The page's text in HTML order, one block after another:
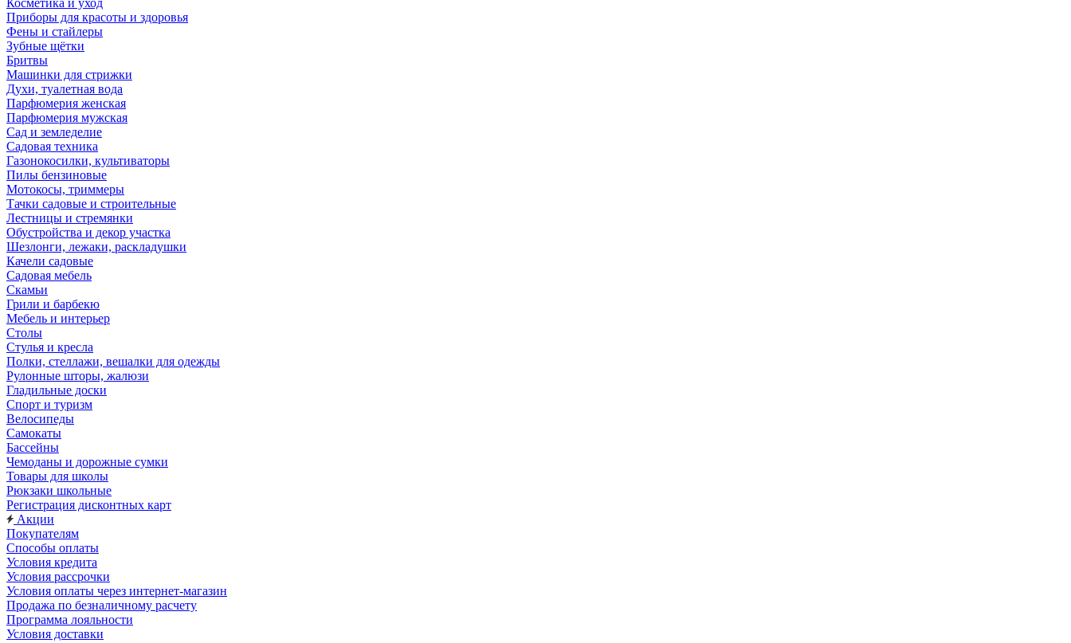
Косметика и уход
Приборы для красоты и здоровья
Фены и стайлеры
Зубные щётки
Бритвы
Машинки для стрижки
Духи, туалетная вода
Парфюмерия женская
Парфюмерия мужская
Сад и земледелие
Садовая техника
Газонокосилки, культиваторы
Пилы бензиновые
Мотокосы, триммеры
Тачки садовые и строительные
Лестницы и стремянки
Обустройства и декор участка
Шезлонги, лежаки, раскладушки
Качели садовые
Садовая мебель
Скамьи
Грили и барбекю
Мебель и интерьер
Столы
Стулья и кресла
Полки, стеллажи, вешалки для одежды
Рулонные шторы, жалюзи
Гладильные доски
Спорт и туризм
Велосипеды
Самокаты
Бассейны
Чемоданы и дорожные сумки
Товары для школы
Рюкзаки школьные
Регистрация дисконтных карт
Акции
Покупателям
Способы оплаты
Условия кредита
Условия рассрочки
Условия оплаты через интернет-магазин
Продажа по безналичному расчету
Программа лояльности
Условия доставки